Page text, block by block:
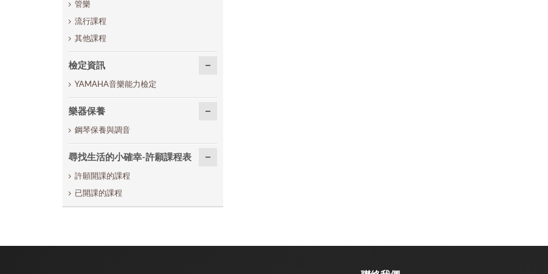
管樂
流行課程
其他課程
檢定資訊
YAMAHA音樂能力檢定
樂器保養
鋼琴保養與調音
尋找生活的小確幸-許願課程表
許願開課的課程
已開課的課程